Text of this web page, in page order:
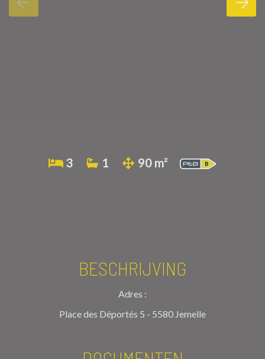
3 1 90 m²
BESCHRIJVING
Adres :
Place des Déportés 5 - 5580 Jemelle